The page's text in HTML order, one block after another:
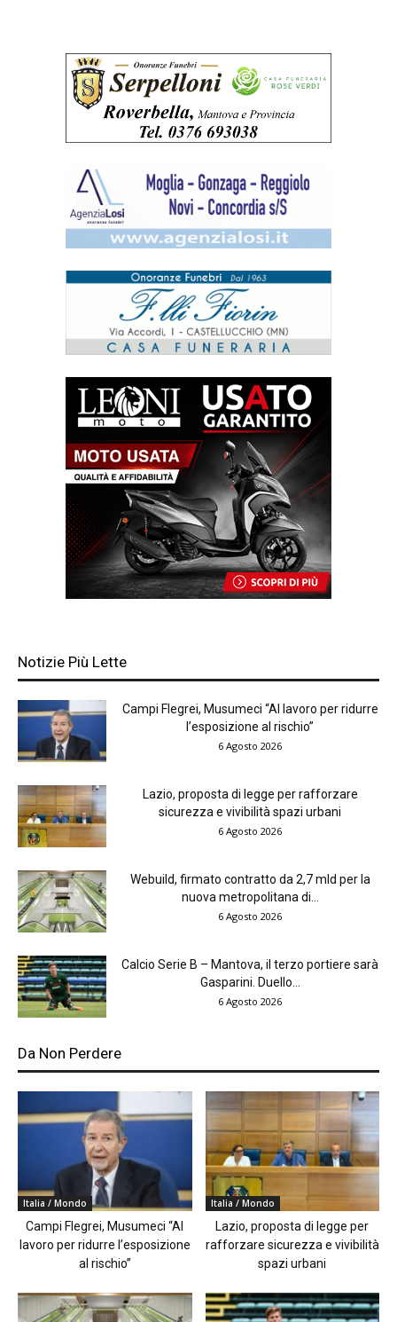
Notizie Più Lette
Campi Flegrei, Musumeci “Al lavoro per ridurre
l’esposizione al rischio”
6 Agosto 2026
Lazio, proposta di legge per rafforzare
sicurezza e vivibilità spazi urbani
6 Agosto 2026
Webuild, firmato contratto da 2,7 mld per la
nuova metropolitana di...
6 Agosto 2026
Calcio Serie B – Mantova, il terzo portiere sarà
Gasparini. Duello...
6 Agosto 2026
Da Non Perdere
Italia / Mondo
Campi Flegrei, Musumeci “Al
lavoro per ridurre l’esposizione
al rischio”
Italia / Mondo
Lazio, proposta di legge per
rafforzare sicurezza e vivibilità
spazi urbani